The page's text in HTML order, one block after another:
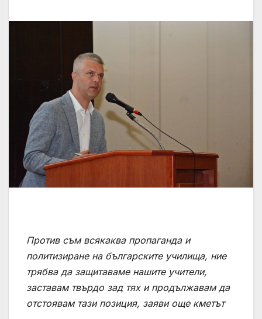
Против съм всякаква пропаганда и
политизиране на българските училища, ние
трябва да защитаваме нашите учители,
заставам твърдо зад тях и продължавам да
отстоявам тази позиция, заяви още кметът